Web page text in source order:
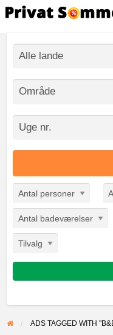
Antal personer
Antal badeværelser
Tilvalg
ADS TAGGED WITH